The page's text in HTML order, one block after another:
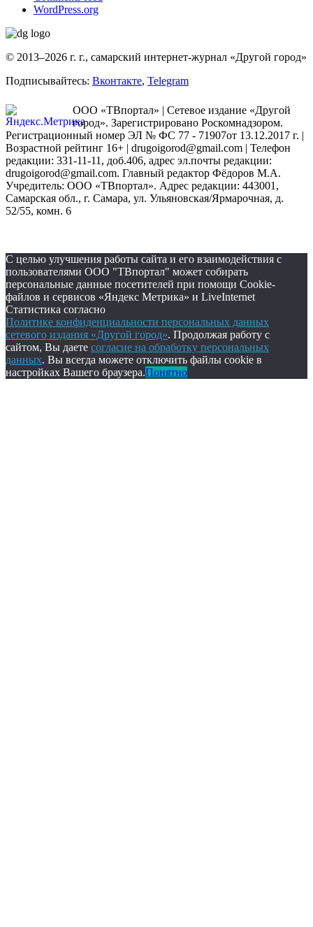
WordPress.org
© 2013–2026 г. г., самарский интернет-журнал «Другой город»
Подписывайтесь: Вконтакте, Telegram
ООО «ТВпортал» | Сетевое издание «Другой
город». Зарегистрировано Роскомнадзором.
Регистрационный номер ЭЛ № ФС 77 - 71907от 13.12.2017 г. |
Возрастной рейтинг 16+ | drugoigorod@gmail.com | Телефон
редакции: 331-11-11, доб.406, адрес эл.почты редакции:
drugoigorod@gmail.com. Главный редактор Фёдоров М.А.
Учредитель: ООО «ТВпортал». Адрес редакции: 443001,
Самарская обл., г. Самара, ул. Ульяновская/Ярмарочная, д.
52/55, комн. 6
С целью улучшения работы сайта и его взаимодействия с
пользователями ООО "ТВпортал" может собирать
персональные данные посетителей при помощи Cookie-
файлов и сервисов «Яндекс Метрика» и LiveInternet
Статистика согласно
Политике конфиденциальности персональных данных
сетевого издания «Другой город». Продолжая работу с
сайтом, Вы даете согласие на обработку персональных
данных. Вы всегда можете отключить файлы cookie в
настройках Вашего браузера.Понятно